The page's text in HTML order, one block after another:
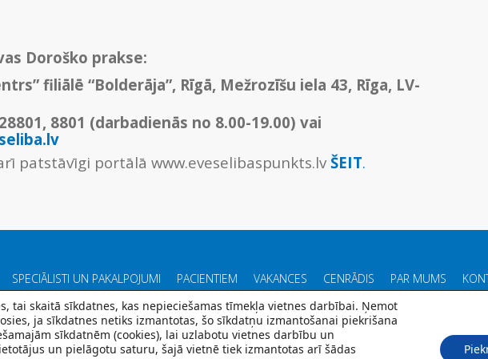
Doroško prakse:
filiālē “Bolderāja”, Rīgā, Mežrozīšu iela 43, Rīga, LV-
8801 (darbadienās no 8.00-19.00) vai
patstāvīgi portālā www.eveselibaspunkts.lv ŠEIT.
SPECIĀLISTI UN PAKALPOJUMI PACIENTIEM VAKANCES CENRĀDIS PAR MUMS
tai skaitā sīkdatnes, kas nepieciešamas tīmekļa vietnes darbībai. Ņemot
ja sīkdatnes netiks izmantotas, šo sīkdatņu izmantošanai piekrišana
sīkdatnēm (cookies), lai uzlabotu vietnes darbību un
un pielāgotu saturu, šajā vietnē tiek izmantotas arī šādas